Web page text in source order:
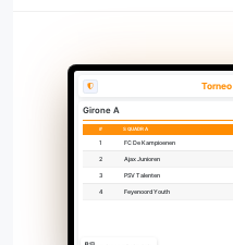
Girone A
# SQUADRA
1 FC De Kampioenen
2 Ajax Junioren
3 PSV Talenten
4 Feyenoord Youth